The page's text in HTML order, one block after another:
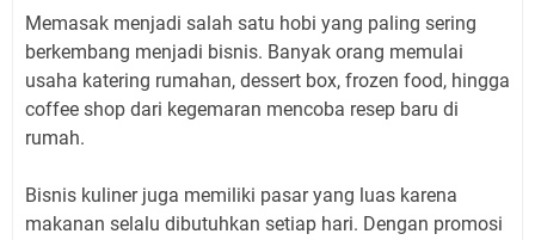
Memasak menjadi salah satu hobi yang paling sering
berkembang menjadi bisnis. Banyak orang memulai
usaha katering rumahan, dessert box, frozen food, hingga
coffee shop dari kegemaran mencoba resep baru di
rumah.
Bisnis kuliner juga memiliki pasar yang luas karena
makanan selalu dibutuhkan setiap hari. Dengan promosi